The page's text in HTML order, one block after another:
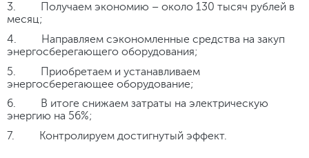
3. Получаем экономию – около 130 тысяч рублей в
месяц;
4. Направляем сэкономленные средства на закуп
энергосберегающего оборудования;
5. Приобретаем и устанавливаем
энергосберегающее оборудование;
6. В итоге снижаем затраты на электрическую
энергию на 56%;
7. Контролируем достигнутый эффект.